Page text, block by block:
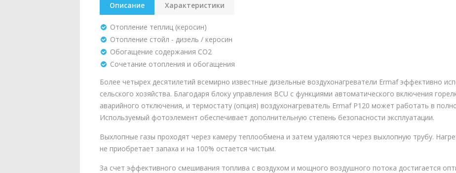
Описание Характеристики
Отопление теплиц (керосин)
Отопление стойл - дизель / керосин
Обогащение содержания СО2
Сочетание отопления и обогащения
Более четырех десятилетий всемирно известные дизельные воздухонагреватели Ermaf эффективно
сельского хозяйства. Благодаря блоку управления BCU с функциями автоматического включения
аварийного отключения, и термостату (опция) воздухонагреватель Ermaf P120 может работать в
Используемый фотоэлемент обеспечивает дополнительную степень безопасности эксплуатации.
Выхлопные газы проходят через камеру теплообмена и затем удаляются через выхлопную трубу.
не приобретает запаха и на 100% остается чистым.
За счет эффективного смешивания топлива с воздухом и мощного воздушного потока достигается